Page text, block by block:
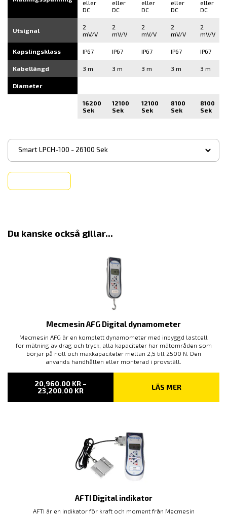
eller
DC
eller
DC
eller
DC
eller
DC
eller
DC
Utsignal
2
mV/V
2
mV/V
2
mV/V
2
mV/V
2
mV/V
Kapslingsklass IP67 IP67 IP67 IP67 IP67
Kabellängd 3 m 3 m 3 m 3 m 3 m
Diameter
16200
Sek
12100
Sek
12100
Sek
8100
Sek
8100
Sek
Smart LPCH-100 - 26100 Sek
▾
Du kanske också gillar...
Mecmesin AFG Digital dynamometer
Mecmesin AFG är en komplett dynamometer med inbyggd lastcell
för mätning av drag och tryck, alla kapaciteter har mätområden som
börjar på noll och maxkapaciteter mellan 2,5 till 2500 N. Den
används handhållen eller monterad i provställ.
20,960.00 KR –
23,200.00 KRPRISINTERVALL:
TILL
LÄS MER
AFTI Digital indikator
AFTI är en indikator för kraft och moment från Mecmesin